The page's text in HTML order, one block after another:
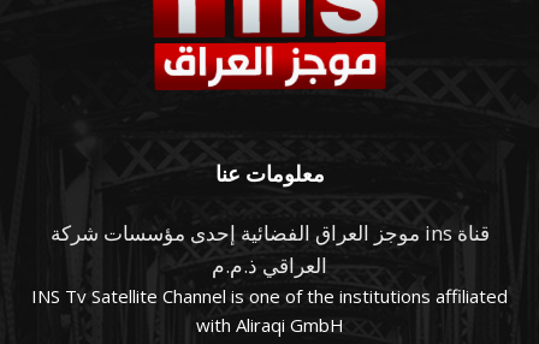
معلومات عنا
قناة ins موجز العراق الفضائية إحدى مؤسسات شركة
العراقي ذ.م.م
INS Tv Satellite Channel is one of the institutions affiliated
with Aliraqi GmbH